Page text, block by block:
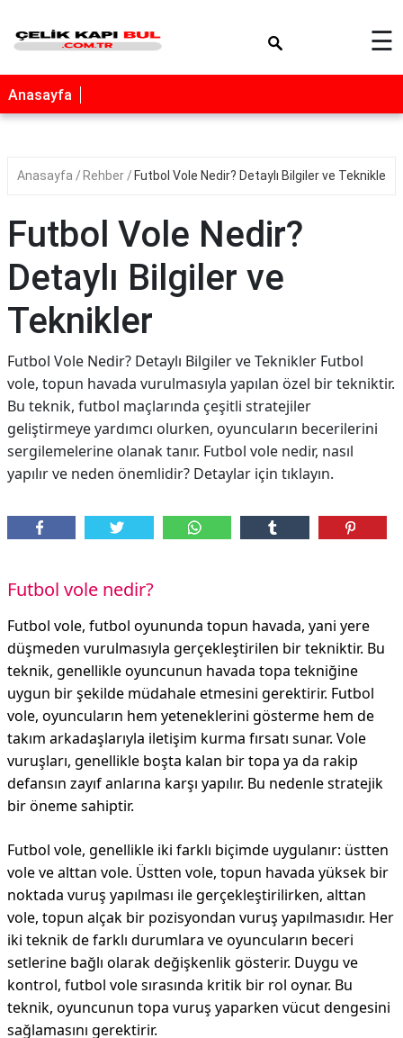
☰
Anasayfa
Anasayfa Rehber Futbol Vole Nedir? Detaylı Bilgiler ve Teknikler
Futbol Vole Nedir?
Detaylı Bilgiler ve
Teknikler
Futbol Vole Nedir? Detaylı Bilgiler ve Teknikler Futbol
vole, topun havada vurulmasıyla yapılan özel bir tekniktir.
Bu teknik, futbol maçlarında çeşitli stratejiler
geliştirmeye yardımcı olurken, oyuncuların becerilerini
sergilemelerine olanak tanır. Futbol vole nedir, nasıl
yapılır ve neden önemlidir? Detaylar için tıklayın.
Futbol vole nedir?
Futbol vole, futbol oyununda topun havada, yani yere
düşmeden vurulmasıyla gerçekleştirilen bir tekniktir. Bu
teknik, genellikle oyuncunun havada topa tekniğine
uygun bir şekilde müdahale etmesini gerektirir. Futbol
vole, oyuncuların hem yeteneklerini gösterme hem de
takım arkadaşlarıyla iletişim kurma fırsatı sunar. Vole
vuruşları, genellikle boşta kalan bir topa ya da rakip
defansın zayıf anlarına karşı yapılır. Bu nedenle stratejik
bir öneme sahiptir.
Futbol vole, genellikle iki farklı biçimde uygulanır: üstten
vole ve alttan vole. Üstten vole, topun havada yüksek bir
noktada vuruş yapılması ile gerçekleştirilirken, alttan
vole, topun alçak bir pozisyondan vuruş yapılmasıdır. Her
iki teknik de farklı durumlara ve oyuncuların beceri
setlerine bağlı olarak değişkenlik gösterir. Duygu ve
kontrol, futbol vole sırasında kritik bir rol oynar. Bu
teknik, oyuncunun topa vuruş yaparken vücut dengesini
sağlamasını gerektirir.